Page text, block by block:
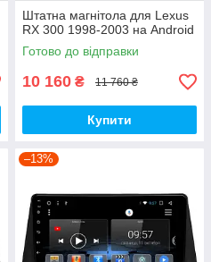
Штатна магнітола для Lexus
RX 300 1998-2003 на Android
Готово до відправки
10 160 ₴ 11 760 ₴
Купити
–13%